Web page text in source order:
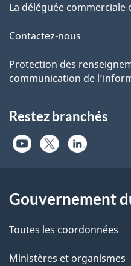
La déléguée commerciale
Contactez-nous
Protection des
communication de
Restez branchés
Gouvernement
Toutes les coordonnées
Ministères et organismes